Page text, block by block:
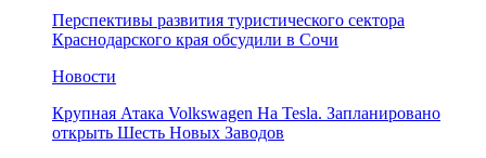
Перспективы развития туристического сектора
Краснодарского края обсудили в Сочи
Новости
Крупная Атака Volkswagen На Tesla. Запланировано
открыть Шесть Новых Заводов